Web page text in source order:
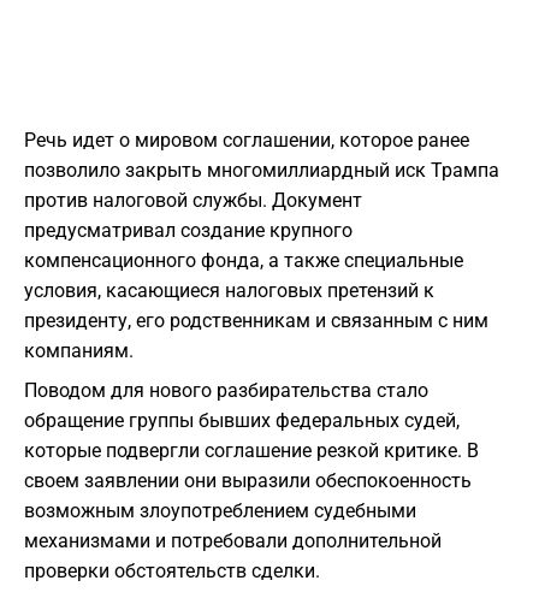
Речь идет о мировом соглашении, которое ранее
позволило закрыть многомиллиардный иск Трампа
против налоговой службы. Документ
предусматривал создание крупного
компенсационного фонда, а также специальные
условия, касающиеся налоговых претензий к
президенту, его родственникам и связанным с ним
компаниям.
Поводом для нового разбирательства стало
обращение группы бывших федеральных судей,
которые подвергли соглашение резкой критике. В
своем заявлении они выразили обеспокоенность
возможным злоупотреблением судебными
механизмами и потребовали дополнительной
проверки обстоятельств сделки.